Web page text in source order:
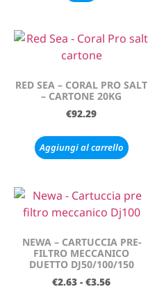
RED SEA – CORAL PRO SALT
– CARTONE 20KG
€92.29
Aggiungi al carrello
NEWA – CARTUCCIA PRE-
FILTRO MECCANICO
DUETTO DJ50/100/150
€2.63 - €3.56